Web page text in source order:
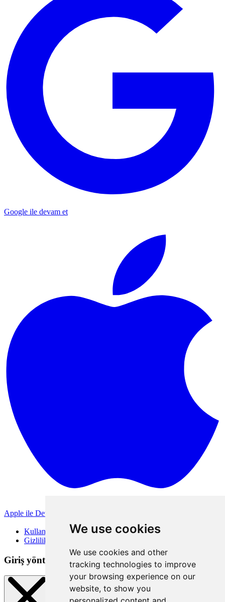
We use cookies
We use cookies and other
tracking technologies to improve
your browsing experience on our
website, to show you
Google ile devam et
Apple ile Devam Et
Kullanım Koşulları
Gizlilik Politikası
Giriş yöntemleri